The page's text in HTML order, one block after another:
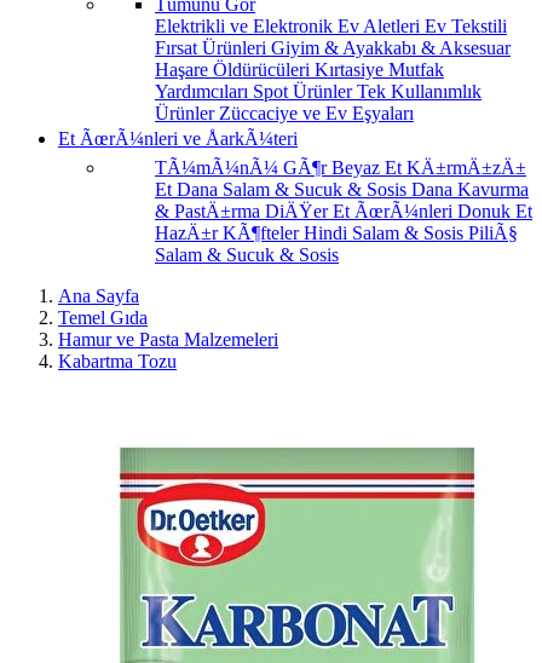
Elektrikli ve Elektronik Ev Aletleri Ev Tekstili
Fırsat Ürünleri Giyim & Ayakkabı & Aksesuar
Haşare Öldürücüleri Kırtasiye Mutfak
Yardımcıları Spot ÜrünlerTek Kullanımlık
Ürünler Züccaciye ve Ev Eşyaları
Et ÃœrÃ¼nleri ve ÅarkÃ¼teri
TÃ¼mÃ¼nÃ¼ GÃ¶rBeyaz Et KÄ±rmÄ±zÄ±
Et Dana Salam & Sucuk & Sosis Dana Kavurma
& PastÄ±rma DiÄŸer Et ÃœrÃ¼nleri Donuk Et
HazÄ±r KÃ¶ftelerHindi Salam & Sosis PiliÃ§
Salam & Sucuk & Sosis
Ana Sayfa
Temel Gıda
Hamur ve Pasta Malzemeleri
Kabartma Tozu